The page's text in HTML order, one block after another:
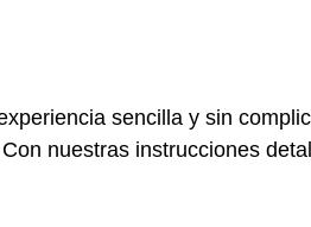
sencilla y sin
nuestras instrucciones